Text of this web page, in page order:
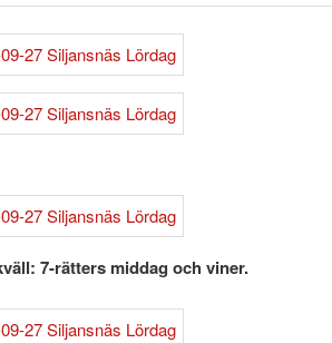
7-rätters middag och viner.